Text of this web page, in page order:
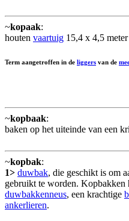
~kopaak:
houten vaartuig 15,4 x 4,5
Term aangetroffen in de liggers van de
~kopbaak:
baken op het uiteinde van een
~kopbak:
1> duwbak, die geschikt is om
gebruikt te worden. Kopbakken
duwbakkenneus, een krachtige
ankerlieren.